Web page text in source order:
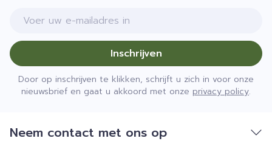
E-mail adres
Inschrijven
Door op inschrijven te klikken, schrijft u zich in voor onze
nieuwsbrief en gaat u akkoord met onze privacy policy.
Neem contact met ons op